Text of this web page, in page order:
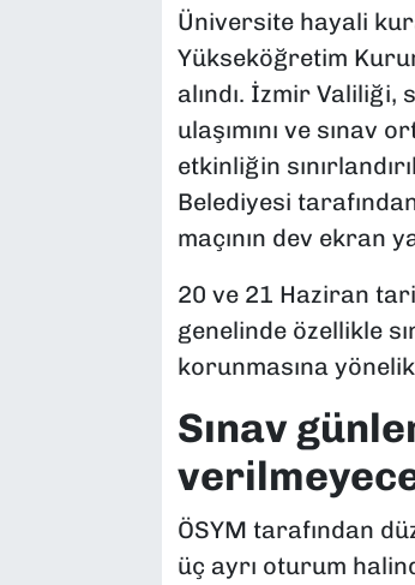
Üniversite hayali
Yükseköğretim
alındı. İzmir Valiliği,
ulaşımını ve sınav
etkinliğin
Belediyesi
maçının dev ekran
20 ve 21 Haziran
genelinde özellikle
korunmasına
Sınav
ÖSYM tarafından
üç ayrı oturum